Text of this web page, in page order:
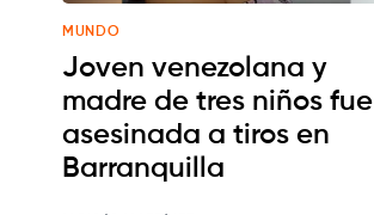
MUNDO
Joven venezolana y
madre de tres niños fue
asesinada a tiros en
Barranquilla